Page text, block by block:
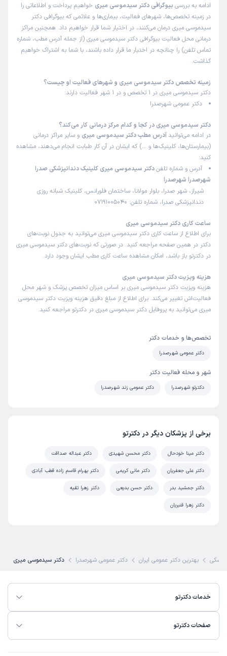
ادامه به بررسی بیوگرافی دکتر سیدموسی میری خواهیم پرداخت و اطلاعاتی را
در زمینه تخصص‌ها، شهرهای فعالیت، بیماری‌ها و علائمی که بیوگرافی دکتر
سیدموسی میری درمان می‌کنند، در اختیار شما قرار خواهیم داد. همچنین مراکز
درمانی محل فعالیت بیوگرافی دکتر سیدموسی میری (از جمله آدرس مطب، شماره
تماس تلفن) را چنانچه در اختیار ما قرار داده باشند، با شما به اشتراک خواهیم
گذاشت.
زمینه تخصص دکتر سیدموسی میری و شهرهای فعالیت او چیست؟
دکتر سیدموسی میری در 1 تخصص و در 1 شهر فعالیت دارند:
دکتر عمومی شهرصدرا
دکتر سیدموسی میری در کجا و کدام مرکز درمانی کار می‌کند؟
در ادامه می‌توانید آدرس مطب دکتر سیدموسی میری و سایر مراکز درمانی
(بیمارستان‌ها، کلینیک‌ها و …) که ایشان در آن کار طبابت انجام می‌دهند، مشاهده
کنید:
آدرس و شماره تلفندکتر سیدموسی میری کلینیک دندانپزشکی صدرا
شهرصدرا شهرصدرا
شیراز، شهر صدرا، بلوار مولانا، ساختمان فلورانس، کلینیک شبانه روزی
دندانپزشکی صدرا، شماره تلفن: 07191005040
ساعت کاری دکتر سیدموسی میری
برای اطلاع از ساعت کاری دکتر سیدموسی میری می‌توانید به جدول نوبت‌های
دکتر در همین صفحه مراجعه کنید. در صورتی که نوبت‌های دکتر سیدموسی میری
در دکترتو باز باشد، امکان مشاهده ساعت کاری مطب ایشان وجود دارد.
هزینه ویزیت دکتر سیدموسی میری
هزینه ویزیت دکتر سیدموسی میری بر اساس میزان تخصص پزشک و شهر محل
فعالیت‌اش تغییر می‌کند. برای اطلاع از مبلغ دقیق هزینه ویزیت دکتر سیدموسی
میری می‌توانید به پروفایل دکتر سیدموسی میری در دکترتو مراجعه کنید.
تخصص‌ها و خدمات دکتر
دکتر عمومی شهرصدرا
شهر و محله فعالیت دکتر
دکترتو شهرصدرا دکتر عمومی زند شهرصدرا
برخی از پزشکان دیگر در دکترتو
دکتر مینا خودحال دکتر محسن شهیدی دکتر عبداله صداقت
دکتر علی جعفریان دکتر مانی کریمی دکتر بهرام قاسم زاده قطب آبادی
دکتر جمشید بدر دکتر حسن بدیعی دکتر زهرا تقیه
دکتر زهرا قنبریان
بهترین دکتر عمومی ایران دکتر عمومی شهرصدرا دکتر سیدموسی میری
خدمات دکترتو
صفحات دکترتو